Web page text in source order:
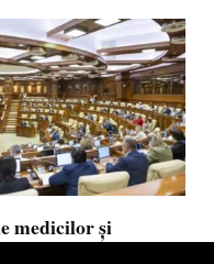
medicilor și